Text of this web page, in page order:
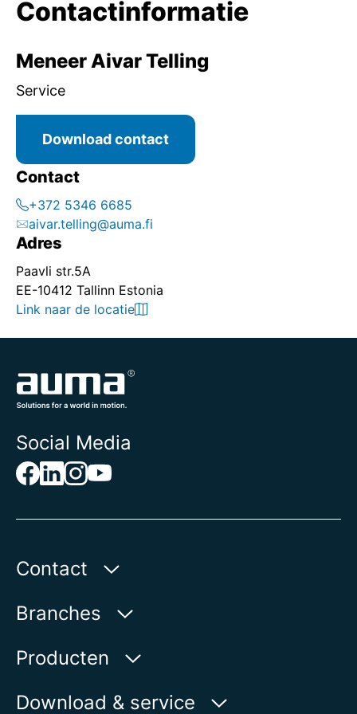
Contactinformatie
Meneer Aivar Telling
Service
Download contact
Contact
+372 5346 6685
aivar.telling@auma.fi
Adres
Paavli str.5A
EE-10412 Tallinn Estonia
Link naar de locatie
Social Media
Contact
AUMA Benelux B.V.
2314 XT Leiden | Nederland
Branches
Water
Producten
Productvinder
Download & service